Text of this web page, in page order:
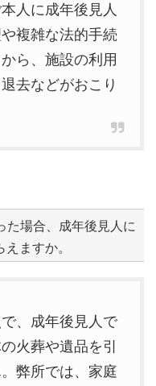
人に成年後見人
複雑な法的手続
ら、施設の利用
去などがおこり
た場合、成年後見人に
ますか。
、成年後見人で
火葬や遺品を引
弊所では、家庭